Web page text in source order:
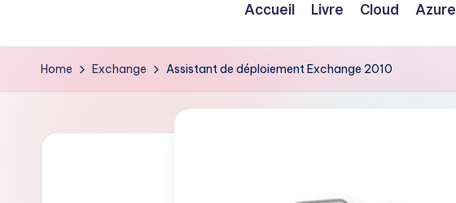
Accueil Livre Cloud Azure
Home Exchange Assistant de déploiement Exchange 2010